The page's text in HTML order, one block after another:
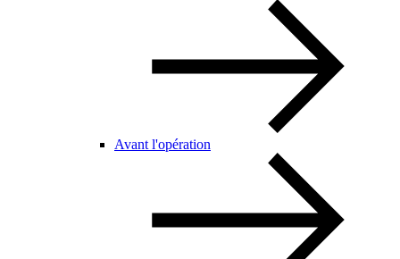
Avant l'opération